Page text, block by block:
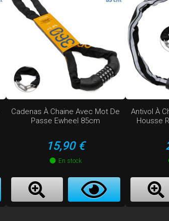
Cadenas À Chaine Avec Mot De
Passe Ewheel 85cm
Prix
15,90 €
En stock
Antivol À
Housse